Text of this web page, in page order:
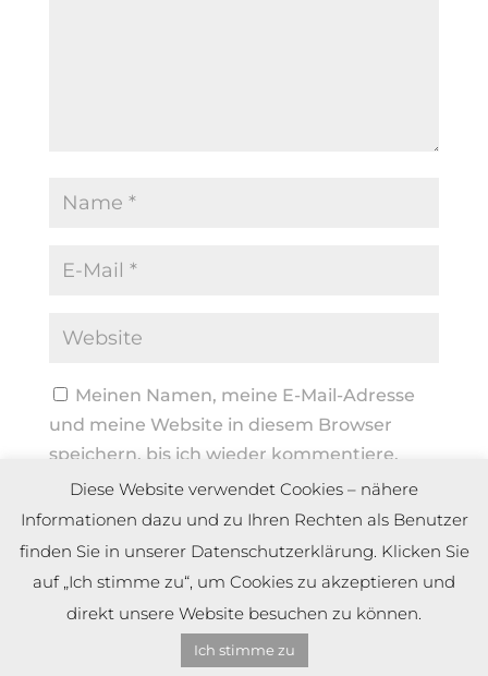
Meinen Namen, meine E-Mail-Adresse
und meine Website in diesem Browser
speichern, bis ich wieder kommentiere.
Copyright by Dennis Meier
Diese Website verwendet Cookies – nähere
Informationen dazu und zu Ihren Rechten als Benutzer
finden Sie in unserer Datenschutzerklärung. Klicken Sie
auf „Ich stimme zu“, um Cookies zu akzeptieren und
direkt unsere Website besuchen zu können.
Ich stimme zu